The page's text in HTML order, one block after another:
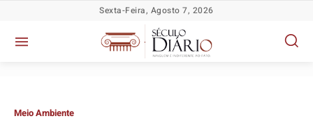
Sexta-Feira, Agosto 7, 2026
Meio Ambiente